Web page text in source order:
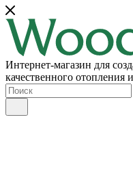
Интернет-магазин для
качественного отопления